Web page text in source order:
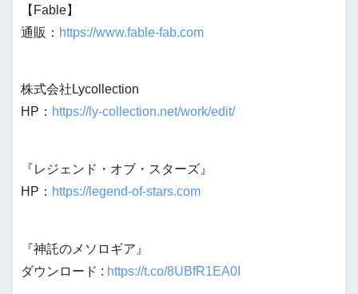
【Fable】
通販： https://www.fable-fab.com
株式会社Lycollection
HP： https://ly-collection.net/work/edit/
『レジェンド・オブ・スターズ』
HP： https://legend-of-stars.com
『神託のメソロギア』
ダウンロード : https://t.co/8UBfR1EA0I